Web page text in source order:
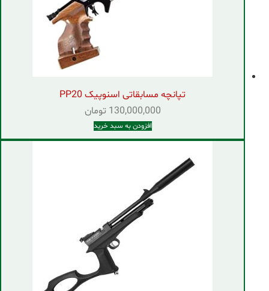
تپانچه مسابقاتی اسنوپیک PP20
130,000,000 تومان
افزودن به سبد خرید